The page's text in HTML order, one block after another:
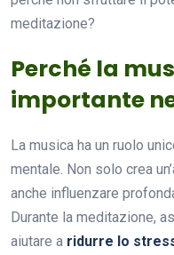
meditazione?
Perché la
importante
La musica ha un ruolo
mentale. Non solo crea
anche influenzare
Durante la meditazione,
aiutare a ridurre lo